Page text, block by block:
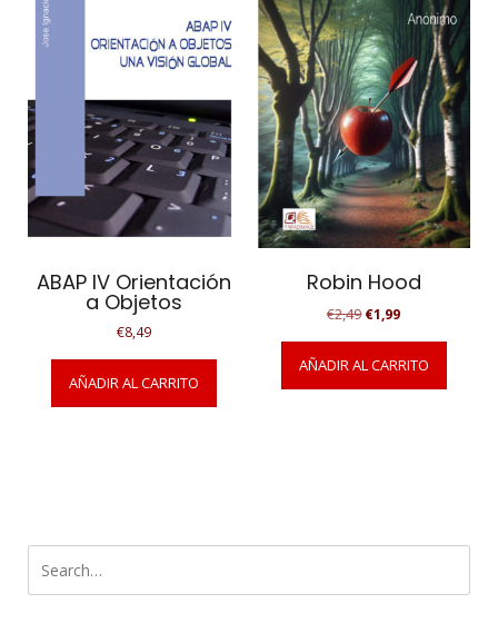
ABAP IV Orientación
a Objetos
€8,49
AÑADIR AL CARRITO
Robin Hood
€2,49 El
€1,99El
AÑADIR AL CARRITO